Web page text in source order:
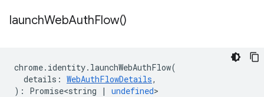
launchWebAuthFlow()
chrome. identity. launchWebAuthFlow(
details : WebAuthFlowDetails,
) : Promise<string | undefined>